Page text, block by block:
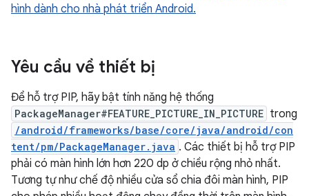
hình dành cho nhà phát triển Android.
Yêu cầu về thiết bị
Để hỗ trợ PIP, hãy bật tính năng hệ thống
PackageManager#FEATURE_PICTURE_IN_PICTURE trong
/android/frameworks/base/core/java/android/con
tent/pm/PackageManager.java . Các thiết bị hỗ trợ PIP
phải có màn hình lớn hơn 220 dp ở chiều rộng nhỏ nhất.
Tương tự như chế độ nhiều cửa sổ chia đôi màn hình, PIP